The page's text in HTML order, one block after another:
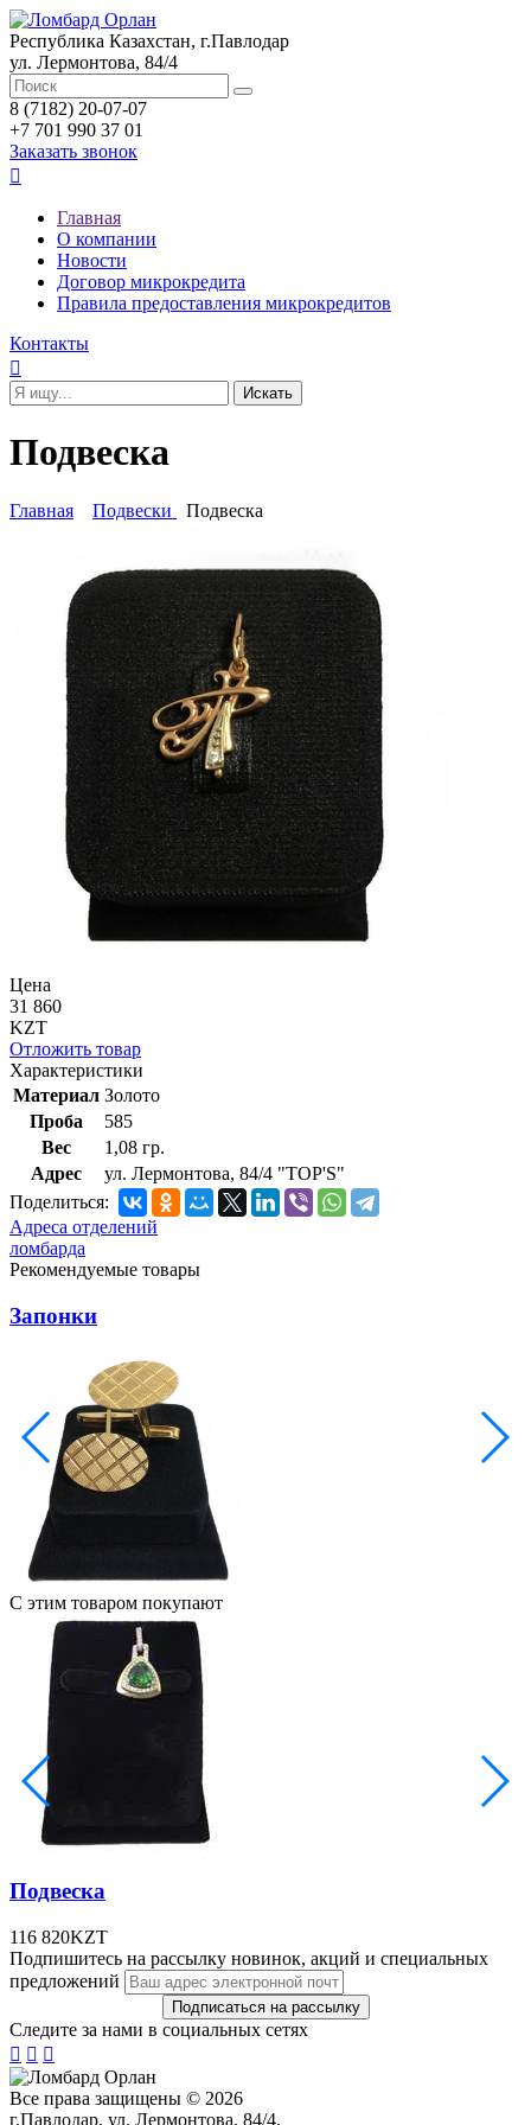
Республика Казахстан, г.Павлодар
ул. Лермонтова, 84/4
8 (7182) 20-07-07
+7 701 990 37 01
Заказать звонок

Главная
О компании
Новости
Договор микрокредита
Правила предоставления микрокредитов
Контакты

Подвеска
Главная Подвески Подвеска
Цена
31 860
KZT
Отложить товар
Характеристики
Материал Золото
Проба
585
Вес
1,08 гр.
Адрес
ул. Лермонтова, 84/4 "TOP'S"
Поделиться:
Адреса отделений
ломбарда
Рекомендуемые товары
Запонки
С этим товаром покупают
Подвеска
116 820KZT
Подпишитесь на рассылку новинок, акций и специальных
предложений
Следите за нами в социальных сетях
  
Все права защищены © 2026
г.Павлодар, ул. Лермонтова, 84/4.